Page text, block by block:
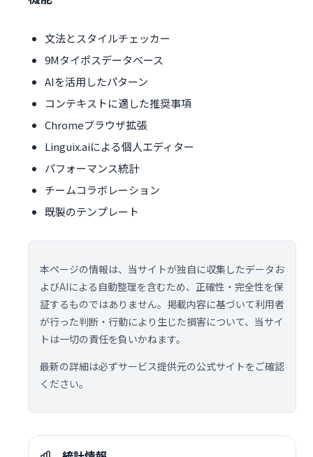
文法とスタイルチェッカー
9Mタイポスデータベース
AIを活用したパターン
コンテキストに適した推奨事項
Chromeブラウザ拡張
Linguix.aiによる個人エディター
パフォーマンス統計
チームコラボレーション
既製のテンプレート
本ページの情報は、当サイトが独自に収集したデータお
よびAIによる自動整理を含むため、正確性・完全性を保
証するものではありません。掲載内容に基づいて利用者
が行った判断・行動により生じた損害について、当サイ
トは一切の責任を負いかねます。
最新の詳細は必ずサービス提供元の公式サイトをご確認
ください。